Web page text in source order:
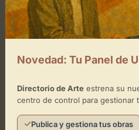
Cómo llegar
Novedad: Tu Panel de
Directorio de Arteestrena su
centro de control para gestionar
Publica y gestiona tus obras